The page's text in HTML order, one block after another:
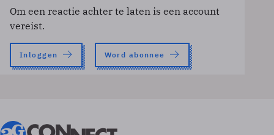
Om een reactie achter te laten is een account
vereist.
Inloggen Word abonnee